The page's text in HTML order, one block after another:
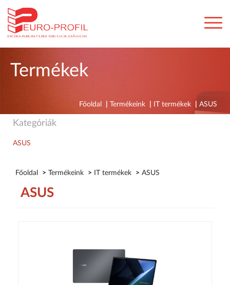
Termékek
Főoldal Termékeink IT termékek ASUS
Kategóriák
ASUS
Főoldal > Termékeink > IT termékek > ASUS
ASUS